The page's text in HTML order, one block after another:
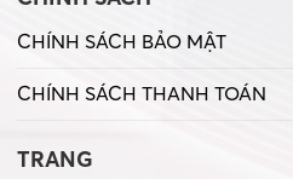
CHÍNH SÁCH BẢO MẬT
CHÍNH SÁCH THANH TOÁN
TRANG